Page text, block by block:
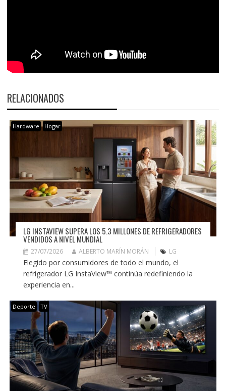
RELACIONADOS
Hardware Hogar
LG INSTAVIEW SUPERA LOS 5.3 MILLONES DE REFRIGERADORES
VENDIDOS A NIVEL MUNDIAL
27/07/2026 ALBERTO MARÍN MORÁN LG
Elegido por consumidores de todo el mundo, el
refrigerador LG InstaView™ continúa redefiniendo la
experiencia en...
Deporte TV